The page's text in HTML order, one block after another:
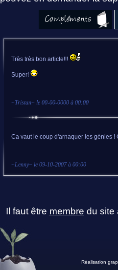
Très très bon article!!!
Super!
~Tristan~ le 00-00-0000 à 00:00
Ca vaut le coup d'arnaquer les génies
~Lenny~ le 09-10-2007 à 00:00
Il faut être membre du site
Réalisation